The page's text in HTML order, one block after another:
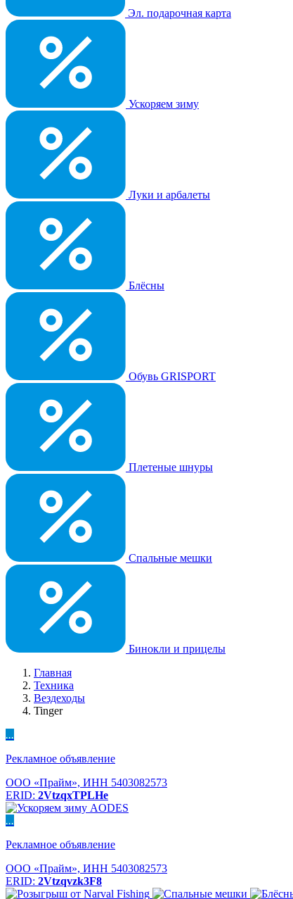
Эл. подарочная карта
Ускоряем зиму
Луки и арбалеты
Блёсны
Обувь GRISPORT
Плетеные шнуры
Спальные мешки
Бинокли и прицелы
Главная
Техника
Вездеходы
Tinger
...
Рекламное объявление
ООО «Прайм», ИНН 5403082573
ERID: 2VtzqxTPLHe
...
Рекламное объявление
ООО «Прайм», ИНН 5403082573
ERID: 2Vtzqvzk3F8